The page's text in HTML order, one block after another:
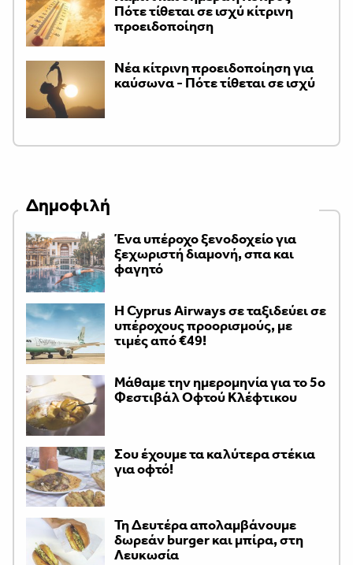
Πότε τίθεται σε ισχύ κίτρινη
προειδοποίηση
Νέα κίτρινη προειδοποίηση για
καύσωνα - Πότε τίθεται σε ισχύ
Δημοφιλή
Ένα υπέροχο ξενοδοχείο για
ξεχωριστή διαμονή, σπα και
φαγητό
H Cyprus Airways σε ταξιδεύει σε
υπέροχους προορισμούς, με
τιμές από €49!
Μάθαμε την ημερομηνία για το 5ο
Φεστιβάλ Οφτού Κλέφτικου
Σου έχουμε τα καλύτερα στέκια
για οφτό!
Τη Δευτέρα απολαμβάνουμε
δωρεάν burger και μπίρα, στη
Λευκωσία